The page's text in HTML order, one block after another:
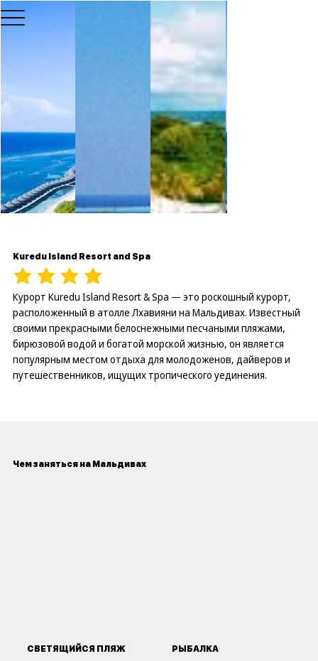
Kuredu Island Resort and Spa
Курорт Kuredu Island Resort & Spa — это роскошный курорт,
расположенный в атолле Лхавияни на Мальдивах. Известный
своими прекрасными белоснежными песчаными пляжами,
бирюзовой водой и богатой морской жизнью, он является
популярным местом отдыха для молодоженов, дайверов и
путешественников, ищущих тропического уединения.
Чем заняться на Мальдивах
СВЕТЯЩИЙСЯ ПЛЯЖ РЫБАЛКА